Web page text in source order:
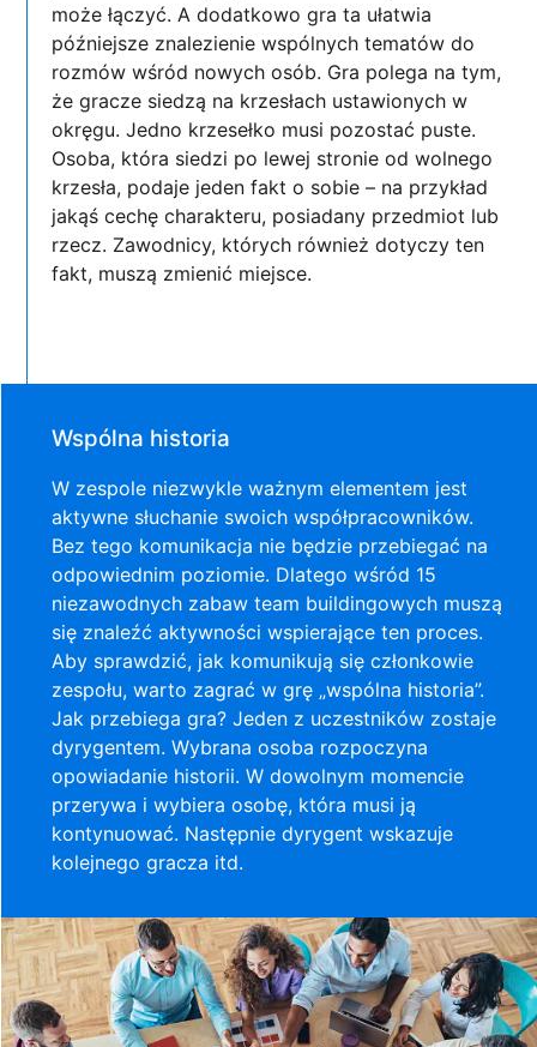
może łączyć. A dodatkowo gra ta ułatwia
późniejsze znalezienie wspólnych tematów do
rozmów wśród nowych osób. Gra polega na tym,
że gracze siedzą na krzesłach ustawionych w
okręgu. Jedno krzesełko musi pozostać puste.
Osoba, która siedzi po lewej stronie od wolnego
krzesła, podaje jeden fakt o sobie – na przykład
jakąś cechę charakteru, posiadany przedmiot lub
rzecz. Zawodnicy, których również dotyczy ten
fakt, muszą zmienić miejsce.
Wspólna historia
W zespole niezwykle ważnym elementem jest
aktywne słuchanie swoich współpracowników.
Bez tego komunikacja nie będzie przebiegać na
odpowiednim poziomie. Dlatego wśród 15
niezawodnych zabaw team buildingowych muszą
się znaleźć aktywności wspierające ten proces.
Aby sprawdzić, jak komunikują się członkowie
zespołu, warto zagrać w grę „wspólna historia”.
Jak przebiega gra? Jeden z uczestników zostaje
dyrygentem. Wybrana osoba rozpoczyna
opowiadanie historii. W dowolnym momencie
przerywa i wybiera osobę, która musi ją
kontynuować. Następnie dyrygent wskazuje
kolejnego gracza itd.